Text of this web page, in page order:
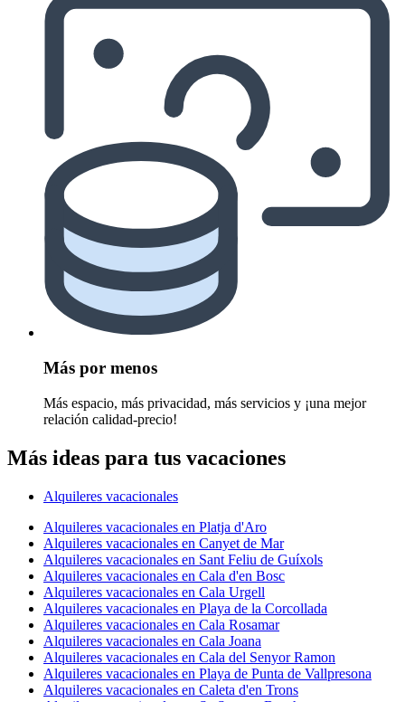
Más por menos
Más espacio, más privacidad, más servicios y ¡una mejor
relación calidad-precio!
Más ideas para tus vacaciones
Alquileres vacacionales
Alquileres vacacionales en Platja d'Aro
Alquileres vacacionales en Canyet de Mar
Alquileres vacacionales en Sant Feliu de Guíxols
Alquileres vacacionales en Cala d'en Bosc
Alquileres vacacionales en Cala Urgell
Alquileres vacacionales en Playa de la Corcollada
Alquileres vacacionales en Cala Rosamar
Alquileres vacacionales en Cala Joana
Alquileres vacacionales en Cala del Senyor Ramon
Alquileres vacacionales en Playa de Punta de Vallpresona
Alquileres vacacionales en Caleta d'en Trons